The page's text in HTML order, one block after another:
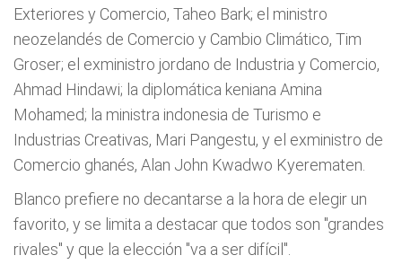
Exteriores y Comercio, Taheo Bark; el ministro
neozelandés de Comercio y Cambio Climático, Tim
Groser; el exministro jordano de Industria y Comercio,
Ahmad Hindawi; la diplomática keniana Amina
Mohamed; la ministra indonesia de Turismo e
Industrias Creativas, Mari Pangestu, y el exministro de
Comercio ghanés, Alan John Kwadwo Kyerematen.
Blanco prefiere no decantarse a la hora de elegir un
favorito, y se limita a destacar que todos son "grandes
rivales" y que la elección "va a ser difícil".